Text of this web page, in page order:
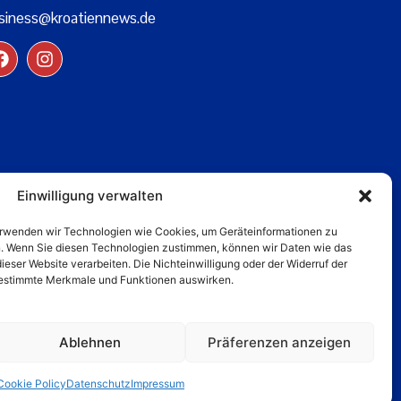
Einwilligung verwalten
wir Technologien wie Cookies, um Geräteinformationen zu
Sie diesen Technologien zustimmen, können wir Daten wie das
Website verarbeiten. Die Nichteinwilligung oder der Widerruf der
Merkmale und Funktionen auswirken.
Ablehnen Präferenzen anzeigen
PolicyDatenschutzImpressum